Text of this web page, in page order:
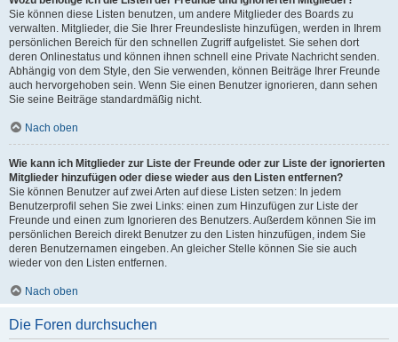
Sie können diese Listen benutzen, um andere Mitglieder des Boards zu
verwalten. Mitglieder, die Sie Ihrer Freundesliste hinzufügen, werden in Ihrem
persönlichen Bereich für den schnellen Zugriff aufgelistet. Sie sehen dort
deren Onlinestatus und können ihnen schnell eine Private Nachricht senden.
Abhängig von dem Style, den Sie verwenden, können Beiträge Ihrer Freunde
auch hervorgehoben sein. Wenn Sie einen Benutzer ignorieren, dann sehen
Sie seine Beiträge standardmäßig nicht.
Nach oben
Wie kann ich Mitglieder zur Liste der Freunde oder zur Liste der ignorierten
Mitglieder hinzufügen oder diese wieder aus den Listen entfernen?
Sie können Benutzer auf zwei Arten auf diese Listen setzen: In jedem
Benutzerprofil sehen Sie zwei Links: einen zum Hinzufügen zur Liste der
Freunde und einen zum Ignorieren des Benutzers. Außerdem können Sie im
persönlichen Bereich direkt Benutzer zu den Listen hinzufügen, indem Sie
deren Benutzernamen eingeben. An gleicher Stelle können Sie sie auch
wieder von den Listen entfernen.
Nach oben
Die Foren durchsuchen